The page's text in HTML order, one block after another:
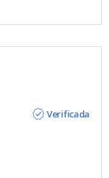
Verificada